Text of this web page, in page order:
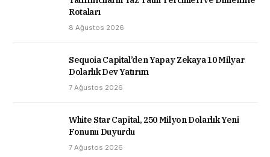
Rotaları
8 Ağustos 2026
Sequoia Capital’den Yapay Zekaya 10 Milyar
Dolarlık Dev Yatırım
7 Ağustos 2026
White Star Capital, 250 Milyon Dolarlık Yeni
Fonunu Duyurdu
7 Ağustos 2026